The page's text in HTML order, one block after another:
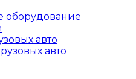
оборудование
авто
авто